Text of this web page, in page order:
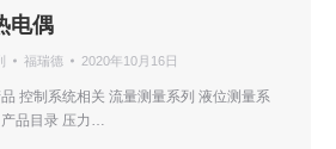
电偶
福瑞德 2020年10月16日
控制系统相关 流量测量系列 液位测量系
品目录 压力…